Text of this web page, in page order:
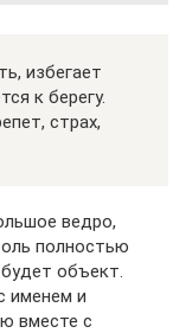
избегает
к берегу.
страх,
ведро,
полностью
объект.
именем и
вместе с